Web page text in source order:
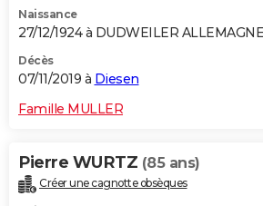
Naissance
27/12/1924 à DUDWEILER ALLEMAGNE
Décès
07/11/2019 à Diesen
Famille MULLER
Pierre WURTZ (85 ans)
Créer une cagnotte obsèques